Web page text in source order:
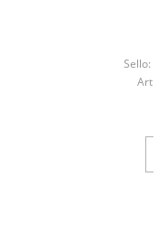
Sello: